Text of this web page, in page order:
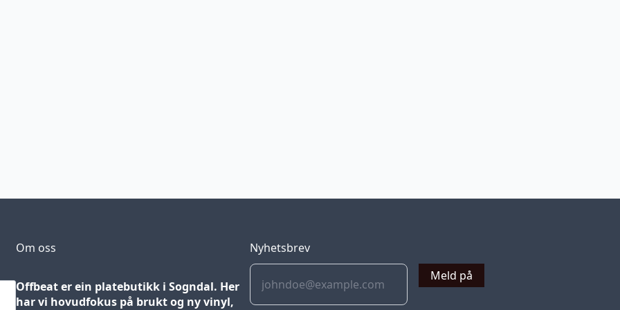
Om oss
Offbeat er ein platebutikk i Sogndal. Her
har vi hovudfokus på brukt og ny vinyl,
Nyhetsbrev
Meld på